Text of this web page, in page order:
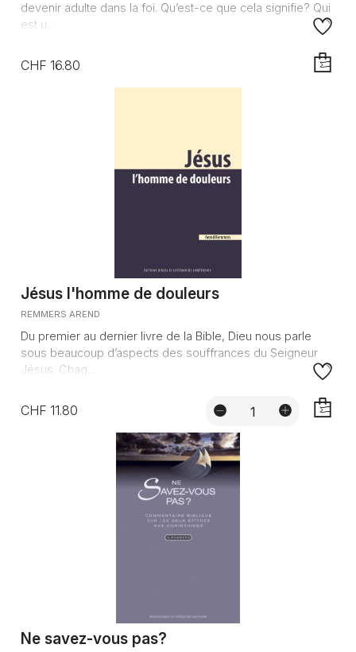
devenir adulte dans la foi. Qu’est-ce que cela signifie? Qui
est u...
CHF 16.80
Jésus l'homme de douleurs
REMMERS AREND
Du premier au dernier livre de la Bible, Dieu nous parle
sous beaucoup d’aspects des souffrances du Seigneur
Jésus. Chaq...
CHF 11.80
Ne savez-vous pas?